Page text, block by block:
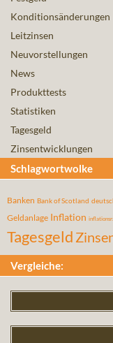
Konditionsänderungen
Leitzinsen
Neuvorstellungen
News
Produkttests
Statistiken
Tagesgeld
Zinsentwicklungen
Schlagwortwolke
Banken Bank of Scotland
Geldanlage Inflation
Tagesgeld
Vergleiche: